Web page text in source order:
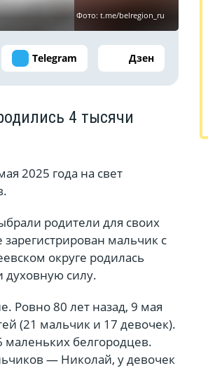
Фото: t.me/belregion_ru
Telegram Дзен
4 тысячи
2025 года на свет
родители для своих
мальчик с
округе родилась
силу.
Ровно 80 лет назад, 9 мая
(21 мальчик и 17 девочек).
маленьких белгородцев.
— Николай, у девочек